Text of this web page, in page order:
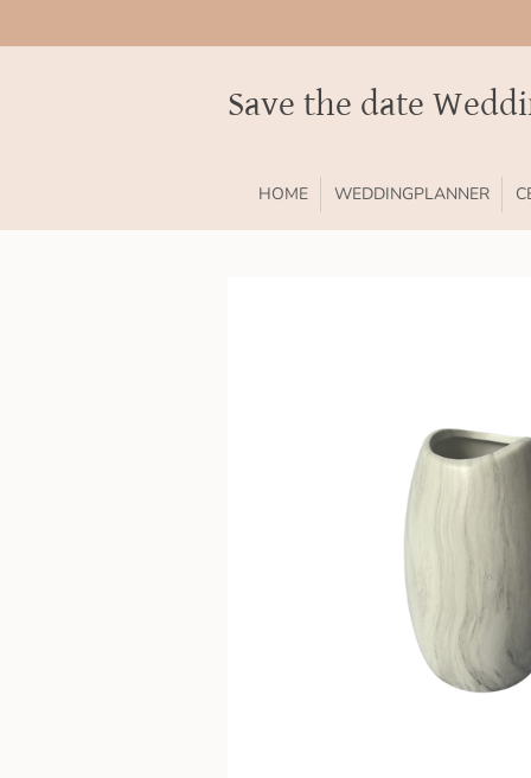
direct
Save the date
HOME WEDDINGPLANNER